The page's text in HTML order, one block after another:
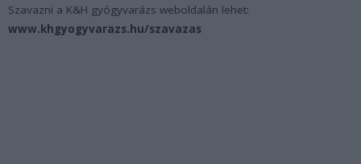
Szavazni a K&H gyógyvarázs weboldalán lehet:
www.khgyogyvarazs.hu/szavazas